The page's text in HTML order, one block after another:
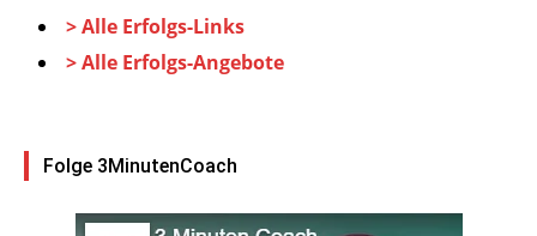
> Alle Erfolgs-Links
> Alle Erfolgs-Angebote
Folge 3MinutenCoach